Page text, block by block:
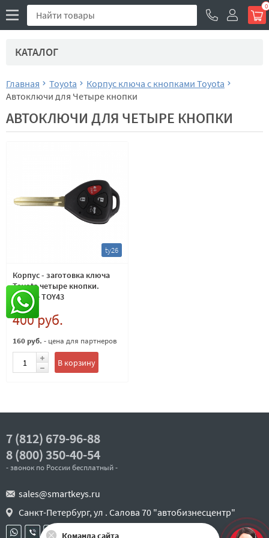
0
КАТАЛОГ
Главная Toyota
Корпус ключа с кнопками Toyota
Автоключи для Четыре кнопки
АВТОКЛЮЧИ ДЛЯ ЧЕТЫРЕ КНОПКИ
ty26
Корпус - заготовка ключа
Toyota четыре кнопки.
Лезвие TOY43
400 руб.
160 руб. - цена для партнеров
В корзину
7 (812) 679-96-88
8 (800) 350-40-54
- звонок по России бесплатный -
sales@smartkeys.ru
Санкт-Петербург, ул . Салова 70 "автобизнесцентр"
Команда сайта